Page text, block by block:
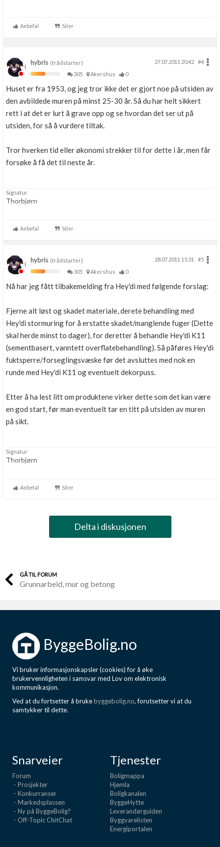
Anbefal Siter
hybris (trådstarter) 27.07.2011 20.42
#4
305
Akershus 0
Huset er fra 1953, og jeg tror ikke det er gjort noe på utsiden av
den avbildede muren på minst 25-30 år. Så du har helt sikkert
rett i at det er lurt å grave opp og se hvordan det ser ut på
utsiden, for så å vurdere tiltak.
Tror hverken tid eller økonomi strekker til for dette i år, men får
forsøke å få det til neste år.
Signatur
Thorbjørn
Anbefal Siter
hybris (trådstarter) 28.07.2011 15.31
#5
305
Akershus 0
Nå har jeg fått tilbakemelding fra Hey'di med følgende forslag:
Fjerne alt løst og skadet materiale, derete behandling med
Hey'di stormuring for å erstatte skadet/manglende fuger (Dette
skal herde minst to dager), for deretter å behandle Hey'di K11
(sementbasert, vanntett overflatebehandling). Så påføres Hey'di
fuktsperre/forseglingsvæske før det avsluttes med nok en
runde med Hey'di K11 og eventuelt dekorpuss.
Etter å ha lest litt om produktene virker dette som det kan være
en god start, før man eventuelt tar en titt på utsiden av muren
på sikt.
Signatur
Thorbjørn
Anbefal Siter
Delta i diskusjonen
GÅ TIL FORUM
Grunnarbeid, mur og betong
ByggeBolig.no
Vi bruker informasjonskapsler (cookies) for å øke
brukervennligheten i samsvar med Lov om elektronisk
kommunikasjon.
Ved at du fortsetter å brukebyggebolig.no, forutsetter vi at du
samtykker til dette.
Snarveier
Forum
- Prosjekter
- Konkurranser
- Markedsplassen
- Ny på ByggeBolig?
- Off-Topic ChitChat
Tjenester
Boligmappa
Hjemla
Boligkanalen
ByggeHytte
Leverandørguiden
Byggvarelisten
Energiportalen